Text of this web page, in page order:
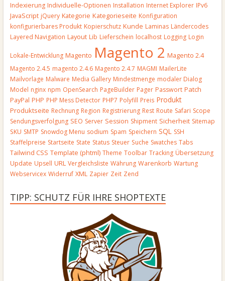
Indexierung Individuelle-Optionen Installation Internet Explorer IPv6
JavaScript jQuery Kategorie Kategorieseite Konfiguration
konfigurierbares Produkt Kopierschutz Kunde Laminas Ländercodes
Layered Navigation Layout Lib Lieferschein localhost Logging Login
Lokale-Entwicklung Magento Magento 2 Magento 2.4
Magento 2.4.5 magento 2.4.6 Magento 2.4.7 MAGMI MailerLite
Mailvorlage Malware Media Gallery Mindestmenge modaler Dialog
Model nginx npm OpenSearch PageBuilder Pager Passwort Patch
PayPal PHP PHP Mess Detector PHP7 Polyfill Preis Produkt
Produktseite Rechnung Region Registrierung Rest Route Safari Scope
Sendungsverfolgung SEO Server Session Shipment Sicherheit Sitemap
SKU SMTP Snowdog Menu sodium Spam Speichern SQL SSH
Staffelpreise Startseite State Status Steuer Suche Swatches Tabs
Tailwind CSS Template (phtml) Theme Toolbar Tracking Übersetzung
Update Upsell URL Vergleichsliste Währung Warenkorb Wartung
Webservicex Widerruf XML Zapier Zeit Zend
TIPP: SCHUTZ FÜR IHRE SHOPTEXTE